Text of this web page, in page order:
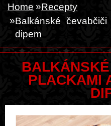
Home
Recepty
Balkánské
dipem
PLACKAMI